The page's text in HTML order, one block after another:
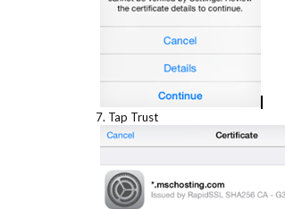
7. Tap Trust